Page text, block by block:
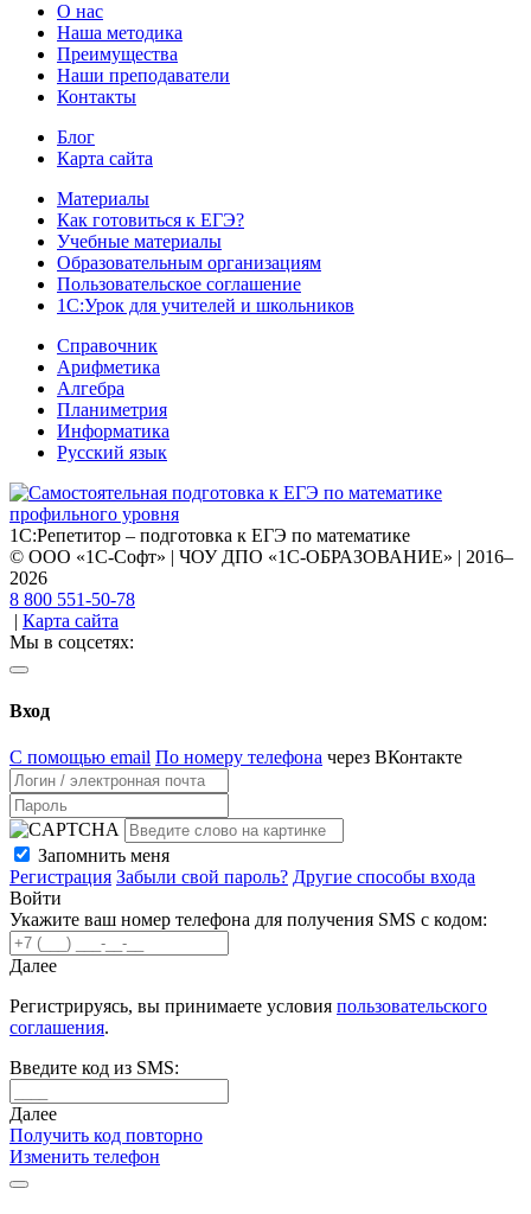
О нас
Наша методика
Преимущества
Наши преподаватели
Контакты
Блог
Карта сайта
Материалы
Как готовиться к ЕГЭ?
Учебные материалы
Образовательным организациям
Пользовательское соглашение
1С:Урок для учителей и школьников
Справочник
Арифметика
Алгебра
Планиметрия
Информатика
Русский язык
1С:Репетитор – подготовка к ЕГЭ по математике
© ООО «1С-Софт» | ЧОУ ДПО «1С-ОБРАЗОВАНИЕ» | 2016–
2026
8 800 551-50-78
| Карта сайта
Мы в соцсетях:
Вход
С помощью email По номеру телефона через ВКонтакте
Запомнить меня
Регистрация Забыли свой пароль? Другие способы входа
Войти
Укажите ваш номер телефона для получения SMS с кодом:
Далее
Регистрируясь, вы принимаете условия пользовательского
соглашения.
Введите код из SMS:
Далее
Получить код повторно
Изменить телефон